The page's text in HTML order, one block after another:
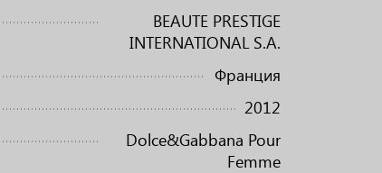
BEAUTE PRESTIGE
INTERNATIONAL S.A.
Франция
2012
Dolce&Gabbana Pour
Femme